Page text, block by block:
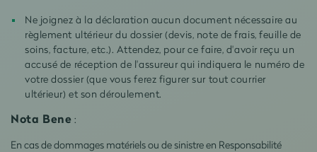
Ne joignez à la déclaration aucun document nécessaire au
règlement ultérieur du dossier (devis, note de frais, feuille de
soins, facture, etc.). Attendez, pour ce faire, d'avoir reçu un
accusé de réception de l'assureur qui indiquera le numéro de
votre dossier (que vous ferez figurer sur tout courrier
ultérieur) et son déroulement.
Nota Bene :
En cas de dommages matériels ou de sinistre en Responsabilité